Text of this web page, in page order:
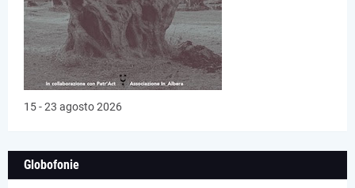
15 - 23 agosto 2026
Globofonie